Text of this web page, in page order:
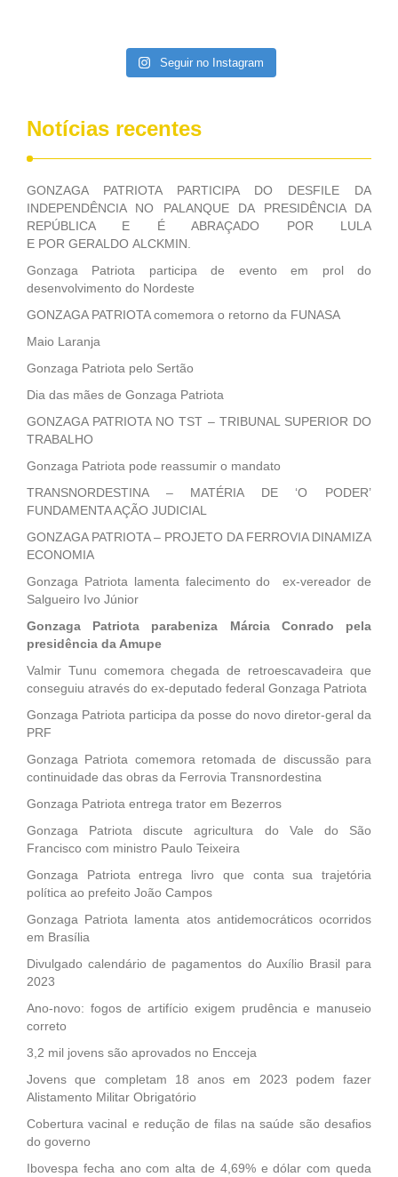
Seguir no Instagram
Notícias recentes
GONZAGA PATRIOTA PARTICIPA DO DESFILE DA
INDEPENDÊNCIA NO PALANQUE DA PRESIDÊNCIA DA
REPÚBLICA E É ABRAÇADO POR LULA
E POR GERALDO ALCKMIN.
Gonzaga Patriota participa de evento em prol do
desenvolvimento do Nordeste
GONZAGA PATRIOTA comemora o retorno da FUNASA
Maio Laranja
Gonzaga Patriota pelo Sertão
Dia das mães de Gonzaga Patriota
GONZAGA PATRIOTA NO TST – TRIBUNAL SUPERIOR DO
TRABALHO
Gonzaga Patriota pode reassumir o mandato
TRANSNORDESTINA – MATÉRIA DE ‘O PODER’
FUNDAMENTA AÇÃO JUDICIAL
GONZAGA PATRIOTA – PROJETO DA FERROVIA DINAMIZA
ECONOMIA
Gonzaga Patriota lamenta falecimento do ex-vereador de
Salgueiro Ivo Júnior
Gonzaga Patriota parabeniza Márcia Conrado pela
presidência da Amupe
Valmir Tunu comemora chegada de retroescavadeira que
conseguiu através do ex-deputado federal Gonzaga Patriota
Gonzaga Patriota participa da posse do novo diretor-geral da
PRF
Gonzaga Patriota comemora retomada de discussão para
continuidade das obras da Ferrovia Transnordestina
Gonzaga Patriota entrega trator em Bezerros
Gonzaga Patriota discute agricultura do Vale do São
Francisco com ministro Paulo Teixeira
Gonzaga Patriota entrega livro que conta sua trajetória
política ao prefeito João Campos
Gonzaga Patriota lamenta atos antidemocráticos ocorridos
em Brasília
Divulgado calendário de pagamentos do Auxílio Brasil para
2023
Ano-novo: fogos de artifício exigem prudência e manuseio
correto
3,2 mil jovens são aprovados no Encceja
Jovens que completam 18 anos em 2023 podem fazer
Alistamento Militar Obrigatório
Cobertura vacinal e redução de filas na saúde são desafios
do governo
Ibovespa fecha ano com alta de 4,69% e dólar com queda